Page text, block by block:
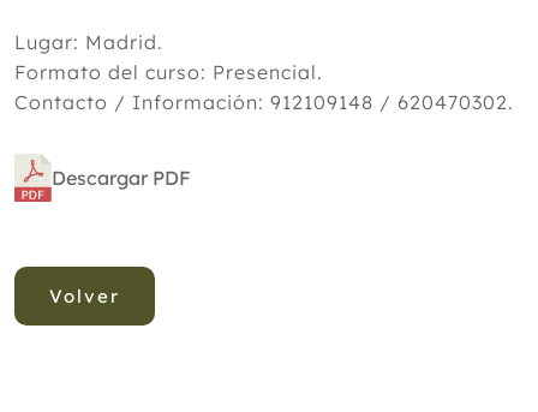
Lugar: Madrid.
Formato del curso: Presencial.
Contacto / Información: 912109148 / 620470302.
Descargar PDF
Volver